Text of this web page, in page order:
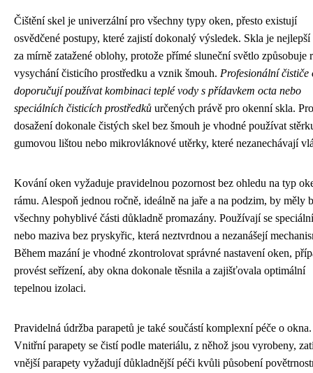
Čištění skel je univerzální pro všechny typy oken, přesto existují
osvědčené postupy, které zajistí dokonalý výsledek. Skla je nejlepší
za mírně zatažené oblohy, protože přímé sluneční světlo způsobuje
vysychání čisticího prostředku a vznik šmouh. Profesionální čističe
doporučují používat kombinaci teplé vody s přídavkem octa nebo
speciálních čisticích prostředků určených právě pro okenní skla. Pro
dosažení dokonale čistých skel bez šmouh je vhodné používat
gumovou lištou nebo mikrovláknové utěrky, které nezanechávají
Kování oken vyžaduje pravidelnou pozornost bez ohledu na typ
rámu. Alespoň jednou ročně, ideálně na jaře a na podzim, by měly
všechny pohyblivé části důkladně promazány. Používají se
nebo maziva bez pryskyřic, která neztvrdnou a nezanášejí
Během mazání je vhodné zkontrolovat správné nastavení oken,
provést seřízení, aby okna dokonale těsnila a zajišťovala optimální
tepelnou izolaci.
Pravidelná údržba parapetů je také součástí komplexní péče o okna.
Vnitřní parapety se čistí podle materiálu, z něhož jsou vyrobeny,
vnější parapety vyžadují důkladnější péči kvůli působení